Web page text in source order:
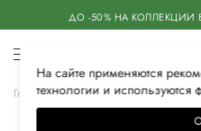
ДО -50% НА КОЛЛЕКЦИИ
Главная Женская Одежда
На сайте применяются
технологии и используются